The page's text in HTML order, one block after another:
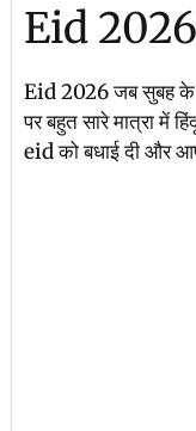
Eid 2026
Eid 2026 जब सुबह के
पर बहुत सारे मात्रा में
eid को बधाई दी और